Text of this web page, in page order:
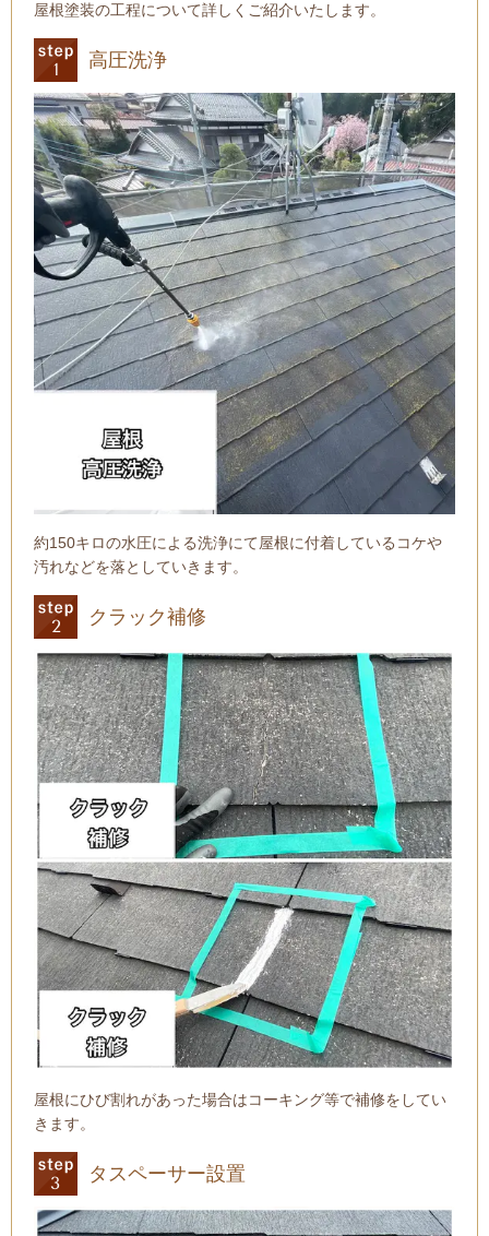
屋根塗装の工程について詳しくご紹介いたします。
高圧洗浄
約150キロの水圧による洗浄にて屋根に付着しているコケや
汚れなどを落としていきます。
クラック補修
屋根にひび割れがあった場合はコーキング等で補修をしてい
きます。
タスペーサー設置